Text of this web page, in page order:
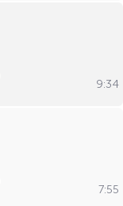
9:34
7:55